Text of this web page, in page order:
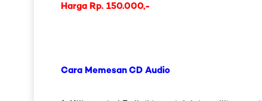
Harga Rp. 150.000,-
Cara Memesan CD Audio